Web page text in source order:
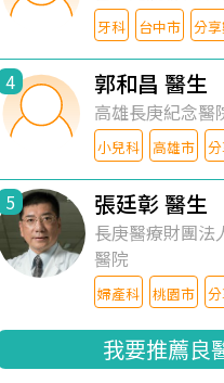
牙科 台中市 分
4 郭和昌 醫生
高雄長庚紀念醫
小兒科 高雄市
5 張廷彰 醫生
長庚醫療財團法
醫院
婦產科 桃園市
我要推薦良